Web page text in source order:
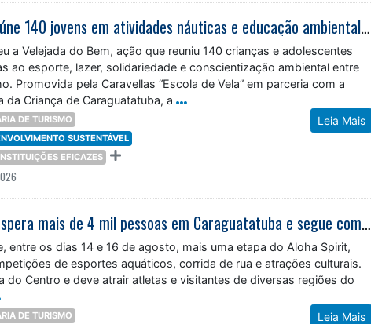
Velejada do Bem reúne 140 jovens em atividades náuticas e educação ambiental em Caraguatatuba
a Velejada do Bem, ação que reuniu 140 crianças e adolescentes
ao esporte, lazer, solidariedade e conscientização ambiental entre
Promovida pela Caravellas “Escola de Vela” em parceria com a
da Criança de Caraguatatuba, a
Leia Mais
DE TURISMO
SUSTENTÁVEL
EFICAZES
Aloha Spirit 2026 espera mais de 4 mil pessoas em Caraguatatuba e segue com inscrições para corrida de rua
entre os dias 14 e 16 de agosto, mais uma etapa do Aloha Spirit,
de esportes aquáticos, corrida de rua e atrações culturais.
do Centro e deve atrair atletas e visitantes de diversas regiões do
Leia Mais
DE TURISMO